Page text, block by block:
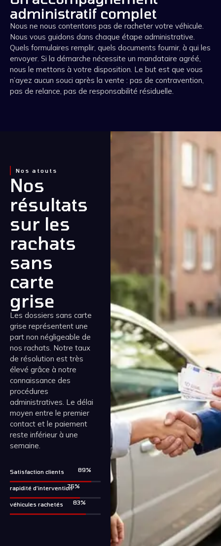
administratif complet
Nous ne nous contentons pas de racheter votre véhicule.
Nous vous guidons dans chaque étape administrative.
Quels formulaires remplir, quels documents fournir, à qui les
envoyer. Si la démarche nécessite un mandataire agréé,
nous le mettons à votre disposition. Le but est que vous
n’ayez aucun souci après la vente : pas de contravention,
pas de relance, pas de responsabilité résiduelle.
Nos atouts
Nos
résultats
sur les
rachats
sans
carte
grise
Les dossiers sans carte
grise représentent une
part non négligeable de
nos rachats. Notre taux
de résolution est très
élevé grâce à notre
connaissance des
procédures
administratives. Le délai
moyen entre le premier
contact et le paiement
reste inférieur à une
semaine.
Satisfaction clients 99
rapidité d'intervention 85
véhicules rachetés 92